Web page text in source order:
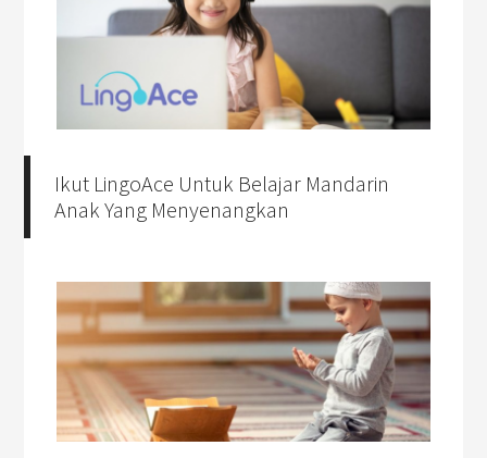
Ikut LingoAce Untuk Belajar Mandarin
Anak Yang Menyenangkan